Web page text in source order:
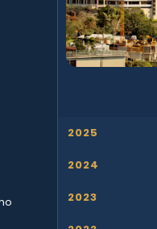
2025
2024
2023